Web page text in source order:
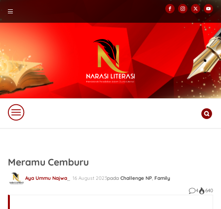
Meramu Cemburu
Aya Ummu Najwa 16 August 2023pada Challenge NP Family
4
640